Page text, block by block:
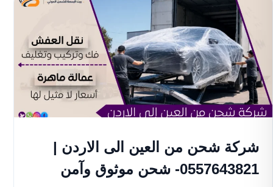
شركة شحن من العين الى الاردن |
0557643821- شحن موثوق وآمن